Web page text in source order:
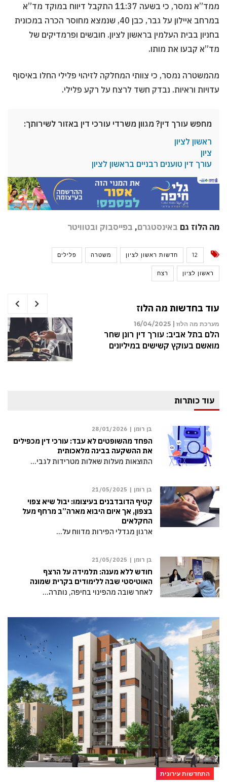
ממד”א נמסר, כי בשעה 11:37 התקבל דיווח במוקד מד”א
במרחב איילון על גבר, כבן 40, שנמצא מחוסר הכרה במכונית
בחניון בבית העלמין בראשון לציון. חובשים ופרמדיקים של
מד”א קבעו את מותו.
מהמשטרה נמסר, כי צוותי המחלקה לזיהוי פלילי החלו באיסוף
עדויות וראיות. נבדק חשד לרצח על רקע פלילי.
מחפש עורך דין? מגוון משרדי עורכי דין באזור לשירותך:
ראשון לציון
ציון
עורך דין טוענים רבניים בראשון לציון
מה הלוז גם באינסטגרם, בפייסבוק ובטוויטר
12 חדשות ראשון לציון משטרה פלילים
ראשון לציון רצח
עוד בחדשות מה הלוז
מערכת מה הלוז | 16/04/2025
הלם בתל אביב: עורך דין רונן שחר
מואשם בעוקץ קשישים במיליונים
עוד כותרות
בן רומן | 28/01/2026
הפחד מהשופטים לא עבד: עורכי דין מכפילים
את ההשקעה בבינה מלאכותית
התוצאות מעלות שאלות מטרידות לגבי…
בן רומן | 21/05/2025
קטיף הדובדבנים בעיצומו: יבול שיא צפוי
בצפון, אך איום היבוא מארה”ב מרחף מעל
החקלאים
ארגון מגדלי הפירות מדווח על…
בן רומן | 21/05/2025
חודש ללא מענה: תלמידה על הרצף
האוטיסטי שבה ללימודים בקרית שמונה
לאחר שובה מהפינוי בחיפה, נותרה…
התחדשות עירונית